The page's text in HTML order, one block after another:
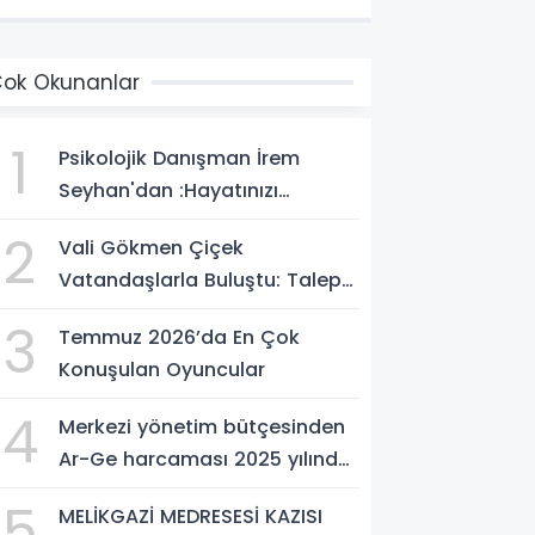
Okunanlar
1
Psikolojik Danışman İrem
Seyhan'dan :Hayatınızı
Potansiyelinizi Keşfetmek İçin
İlk Adımı Atın!
2
Vali Gökmen Çiçek
Vatandaşlarla Buluştu: Talep
3
Temmuz 2026’da En Çok
Konuşulan Oyuncular
4
Merkezi yönetim bütçesinden
Ar-Ge harcaması 2025 yılında
MELİKGAZİ MEDRESESİ KAZISI